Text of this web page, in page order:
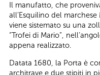
Il manufatto, che
all’Esquilino del
viene sistemato su una
“Trofei di Mario”,
appena realizzato.
Datata 1680, la Porta è
architrave e due stipiti in